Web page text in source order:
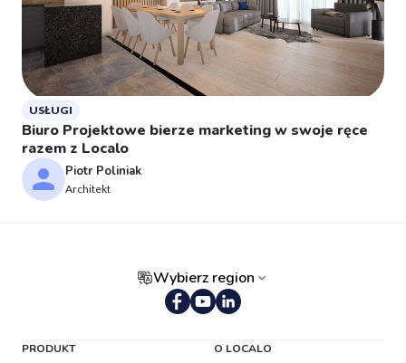
USŁUGI
Biuro Projektowe bierze marketing w swoje ręce
razem z Localo
Piotr Poliniak
Architekt
Wybierz region
PRODUKT O LOCALO